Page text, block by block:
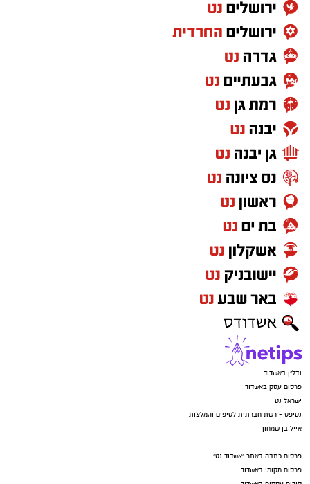
נדל"ן באשדוד
פרסום עסק באשדוד
ישראל נט
נטיפס - רשת חברתית לטיפים והמלצות
אייל בן שמחון
-
פרסום כתבה באתר "אשדוד נט"
פרסום מקומי באשדוד